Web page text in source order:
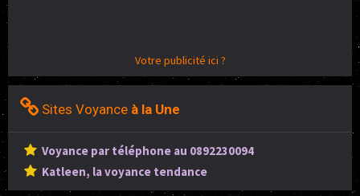
Votre publicité ici ?
Sites Voyance à la Une
Voyance par téléphone au 0892230094
Katleen, la voyance tendance